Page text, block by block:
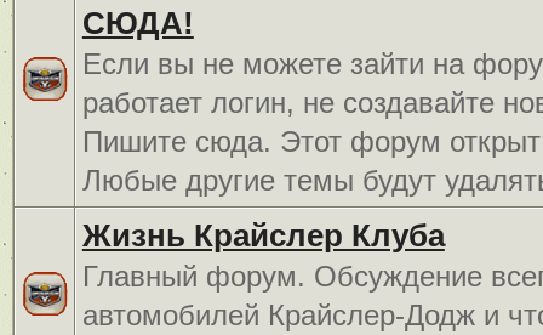
СЮДА!
Если вы не можете зайти на
работает логин, не создавайте
Пишите сюда. Этот форум открыт
Любые другие темы будут
Жизнь Крайслер Клуба
Главный форум. Обсуждение
автомобилей Крайслер-Додж и